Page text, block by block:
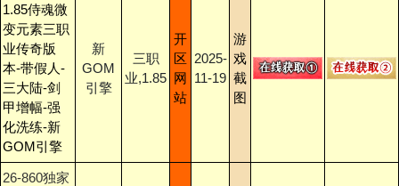
1.85侍魂微
变元素三职
业传奇版
本-带假人-
三大陆-剑
甲增幅-强
化洗练-新
GOM引擎
新
GOM
引擎
三职
业,1.85
开
区
网
站
2025-
11-19
游
戏
截
图
26-860独家